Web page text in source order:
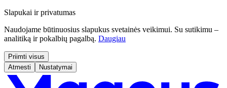
Slapukai ir privatumas
Naudojame būtinuosius slapukus svetainės veikimui. Su sutikimu –
analitiką ir pokalbių pagalbą. Daugiau
Priimti visus
Atmesti
Nustatymai